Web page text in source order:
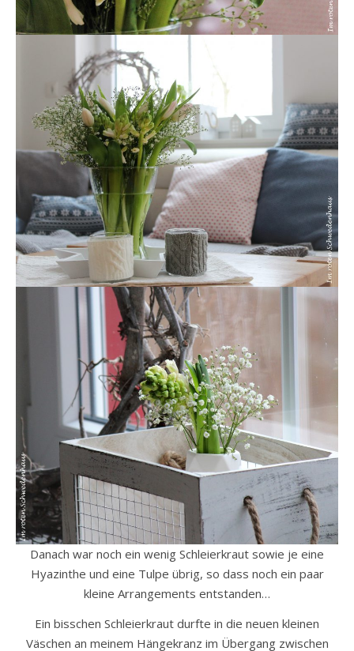
Danach war noch ein wenig Schleierkraut sowie je eine
Hyazinthe und eine Tulpe übrig, so dass noch ein paar
kleine Arrangements entstanden…
Ein bisschen Schleierkraut durfte in die neuen kleinen
Väschen an meinem Hängekranz im Übergang zwischen